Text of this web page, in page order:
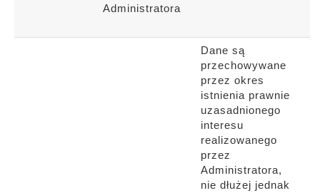
Administratora
Dane są
przechowywane
przez okres
istnienia prawnie
uzasadnionego
interesu
realizowanego
przez
Administratora,
nie dłużej jednak